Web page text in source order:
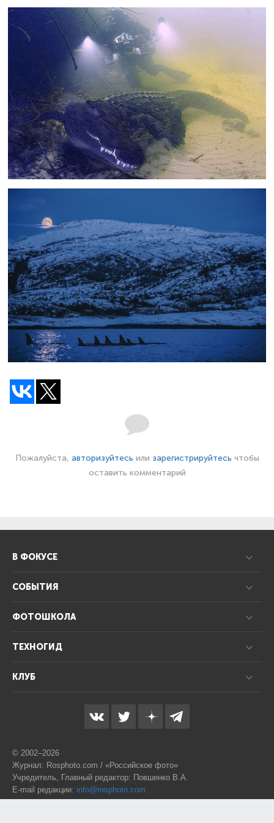
Пожалуйста, авторизуйтесь или зарегистрируйтесь чтобы
оставить комментарий
В ФОКУСЕ
СОБЫТИЯ
ФОТОШКОЛА
ТЕХНОГИД
КЛУБ
© 2002–2026
Журнал: Rosphoto.com / «Российское фото»
Учредитель, Главный редактор: Повшенко В.А.
E-mail редакции: info@rosphoto.com